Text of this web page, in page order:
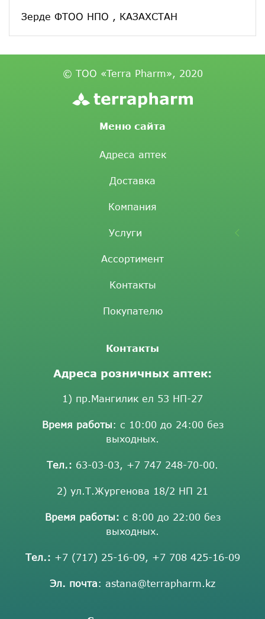
Зерде ФТОО НПО , КАЗАХСТАН
© ТОО «Terra Pharm», 2020
Меню сайта
Адреса аптек
Доставка
Компания
Услуги
Ассортимент
Контакты
Покупателю
Контакты
Адреса розничных аптек:
1) пр.Мангилик ел 53 НП-27
Время работы: с 10:00 до 24:00 без
выходных.
Тел.: 63-03-03, +7 747 248-70-00.
2) ул.Т.Жургенова 18/2 НП 21
Время работы: с 8:00 до 22:00 без
выходных.
Тел.: +7 (717) 25-16-09, +7 708 425-16-09
Эл. почта: astana@terrapharm.kz